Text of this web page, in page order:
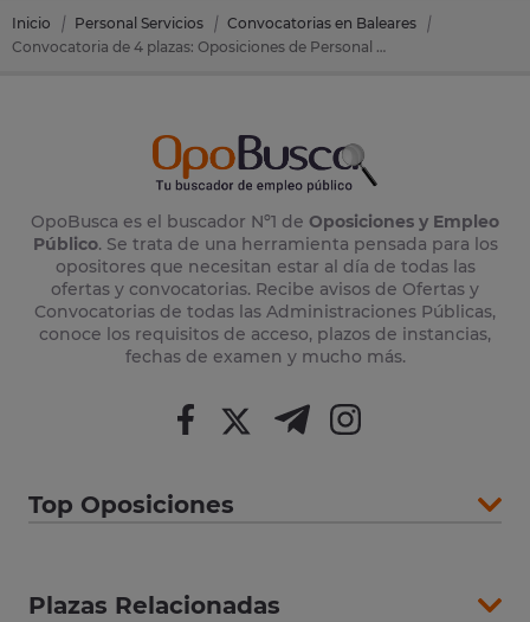
Inicio Personal Servicios
Convocatorias en Baleares
Convocatoria de 4 plazas: Oposiciones de Personal Servicios en Pobla (Sa) (Baleares)
OpoBusca es el buscador Nº1 de Oposiciones y Empleo
Público. Se trata de una herramienta pensada para los
opositores que necesitan estar al día de todas las
ofertas y convocatorias. Recibe avisos de Ofertas y
Convocatorias de todas las Administraciones Públicas,
conoce los requisitos de acceso, plazos de instancias,
fechas de examen y mucho más.
Top Oposiciones
Plazas Relacionadas